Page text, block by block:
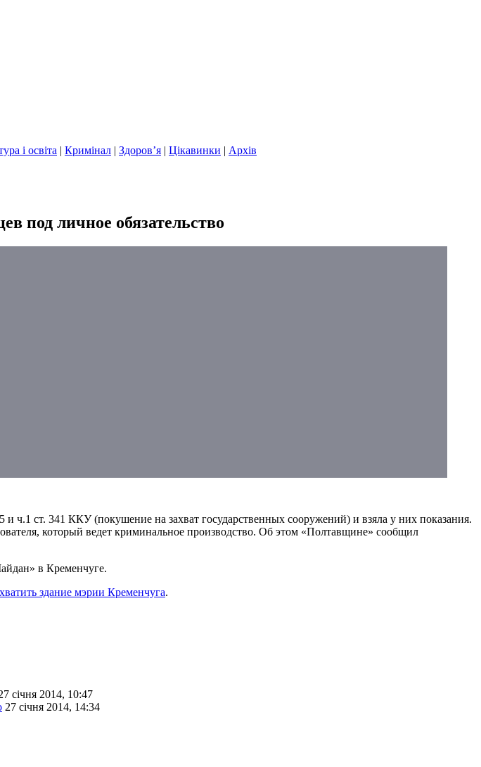
і освіта | Кримінал | Здоров’я | Цікавинки | Архів
под личное обязательство
ст. 341 ККУ (покушение на захват государственных сооружений) и взяла у них показания.
который ведет криминальное производство. Об этом «Полтавщине» сообщил
в Кременчуге.
здание мэрии Кременчуга.
січня 2014, 10:47
27 січня 2014, 14:34